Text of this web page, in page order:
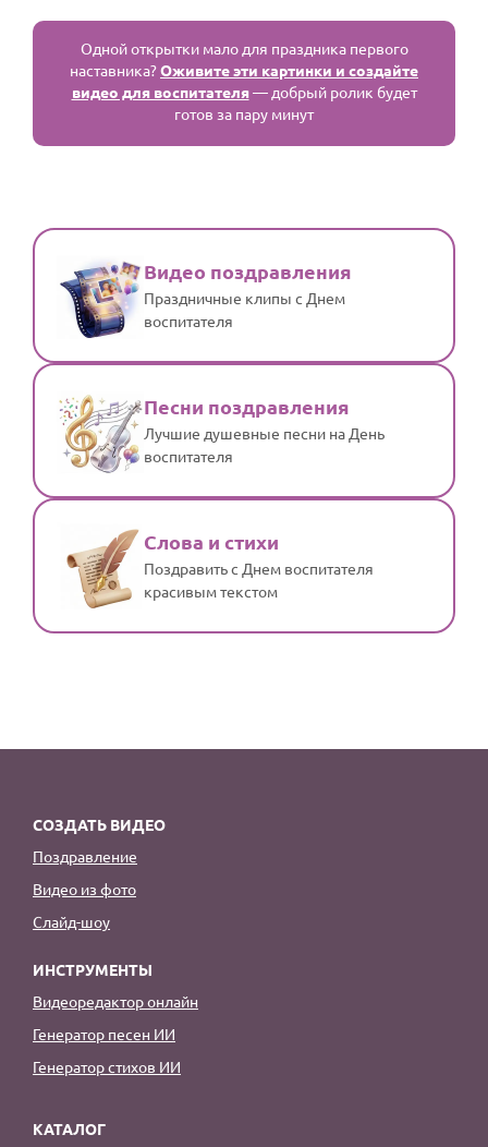
Одной открытки мало для праздника первого
наставника?Оживите эти картинки и создайте
видео для воспитателя— добрый ролик будет
готов за пару минут
Видео поздравления
Праздничные клипы с Днем
воспитателя
Песни поздравления
Лучшие душевные песни на День
воспитателя
Слова и стихи
Поздравить с Днем воспитателя
красивым текстом
СОЗДАТЬ ВИДЕО
Поздравление
Видео из фото
Слайд-шоу
ИНСТРУМЕНТЫ
Видеоредактор онлайн
Генератор песен ИИ
Генератор стихов ИИ
КАТАЛОГ